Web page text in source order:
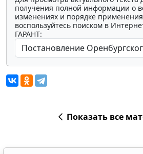
получения полной информации о
изменениях и порядке
воспользуйтесь поиском в
ГАРАНТ:
Показать все